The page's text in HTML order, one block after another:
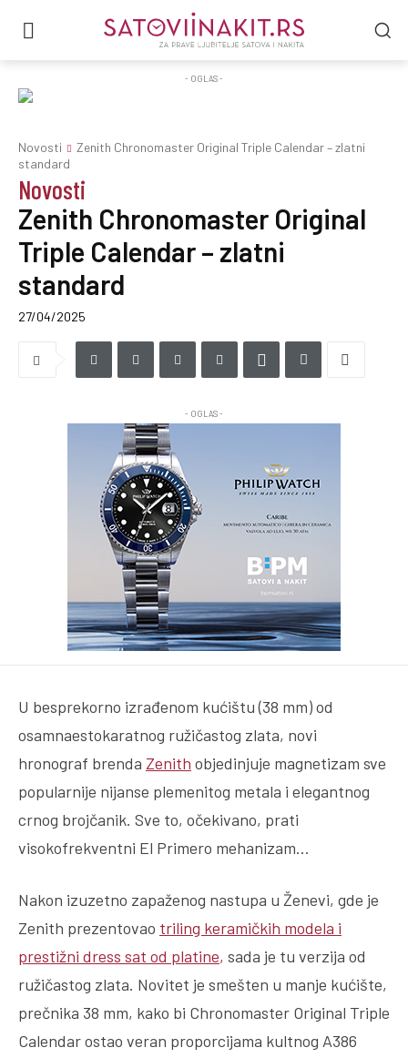
- OGLAS -
Novosti
Zenith Chronomaster Original Triple Calendar – zlatni
standard
Novosti
Zenith Chronomaster Original
Triple Calendar – zlatni
standard
27/04/2025
- OGLAS -
U besprekorno izrađenom kućištu (38 mm) od
osamnaestokaratnog ružičastog zlata, novi
hronograf brenda Zenith objedinjuje magnetizam sve
popularnije nijanse plemenitog metala i elegantnog
crnog brojčanik. Sve to, očekivano, prati
visokofrekventni El Primero mehanizam…
Nakon izuzetno zapaženog nastupa u Ženevi, gde je
Zenith prezentovao triling keramičkih modela i
prestižni dress sat od platine, sada je tu verzija od
ružičastog zlata. Novitet je smešten u manje kućište,
prečnika 38 mm, kako bi Chronomaster Original Triple
Calendar ostao veran proporcijama kultnog A386